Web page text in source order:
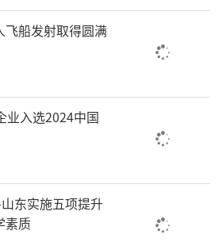
的问题迎刃而解
智慧医共体平台
套孤立的系统
飞船发射取得圆满
业入选2024中国
东实施五项提升
素质